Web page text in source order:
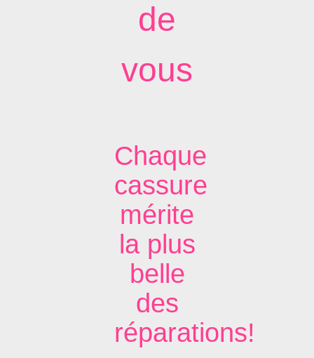
de
vous
Chaque
cassure
mérite
la plus
belle
des
réparations!